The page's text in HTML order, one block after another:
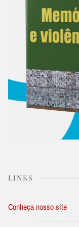
LINKS
Conheça nosso site